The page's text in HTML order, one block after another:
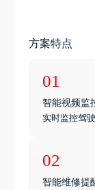
方案特点
01
智能视频监
实时监控驾
02
智能维修提